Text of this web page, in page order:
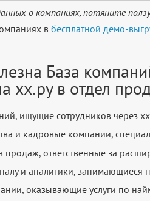
о компаниях, потяните
в бесплатной демо-
База
хх.ру в отдел
ищущие сотрудников через
и кадровые компании,
продаж, ответственные за
и аналитики, занимающиеся
оказывающие услуги по